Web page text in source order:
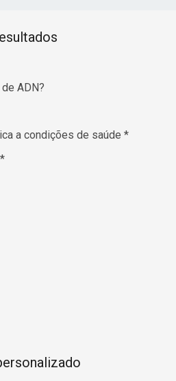
ADN?
a condições de saúde*
*